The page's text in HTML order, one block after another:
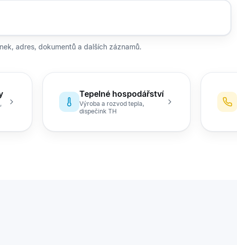
adres, dokumentů a dalších záznamů.
Tepelné hospodářství
Výroba a rozvod tepla,
dispečink TH